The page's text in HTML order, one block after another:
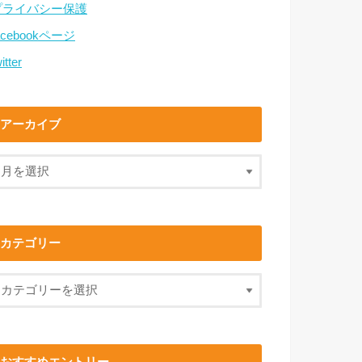
ライバシー保護
ページ
アーカイブ
カテゴリー